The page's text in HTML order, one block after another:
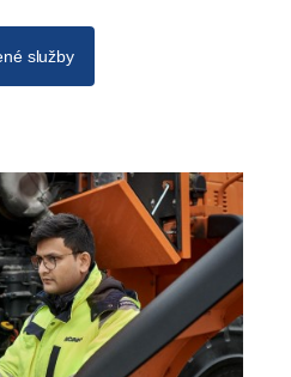
služby